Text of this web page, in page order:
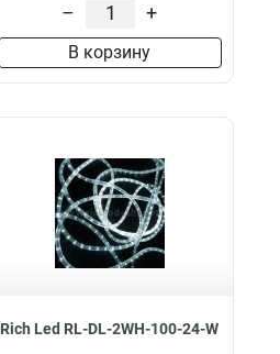
– +
В корзину
Rich Led RL-DL-2WH-100-24-W